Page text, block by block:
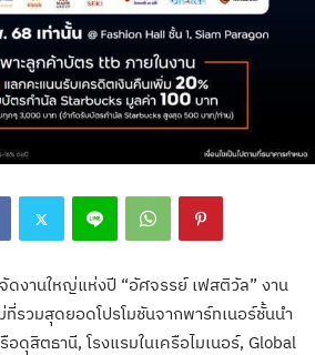
ดงานใหญ่แห่งปี “อัศจรรย์ เฟสติวัล” งาน
ที่รวมสุดยอดโปรโมชันจากพาร์ทเนอร์ชั้นนำ
อดุสิตธานี, โรงแรมในเครือไมเนอร์, Global